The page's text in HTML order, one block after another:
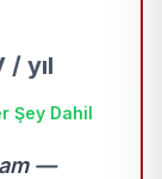
/ yıl
Şey Dahil
—